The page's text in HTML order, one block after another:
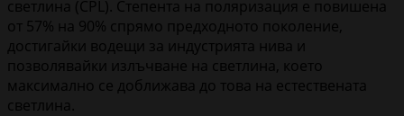
светлина (CPL). Степента на поляризация е повишена
от 57% на 90% спрямо предходното поколение,
достигайки водещи за индустрията нива и
позволявайки излъчване на светлина, което
максимално се доближава до това на естествената
светлина.